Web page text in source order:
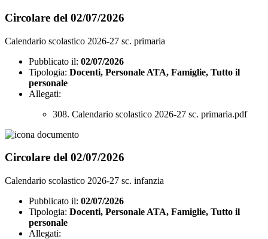
Circolare del 02/07/2026
Calendario scolastico 2026-27 sc. primaria
Pubblicato il: 02/07/2026
Tipologia: Docenti, Personale ATA, Famiglie, Tutto il
personale
Allegati:
308. Calendario scolastico 2026-27 sc. primaria.pdf
Circolare del 02/07/2026
Calendario scolastico 2026-27 sc. infanzia
Pubblicato il: 02/07/2026
Tipologia: Docenti, Personale ATA, Famiglie, Tutto il
personale
Allegati: